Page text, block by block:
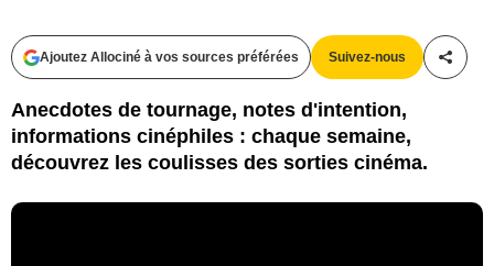
Ajoutez Allociné à vos sources préférées Suivez-nous
Anecdotes de tournage, notes d'intention,
informations cinéphiles : chaque semaine,
découvrez les coulisses des sorties cinéma.